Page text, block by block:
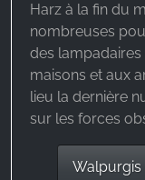
Harz à la fin du
nombreuses
des
maisons et aux
lieu la dernière
sur les forces
Walpurgis
Les cookies
fournisseurs